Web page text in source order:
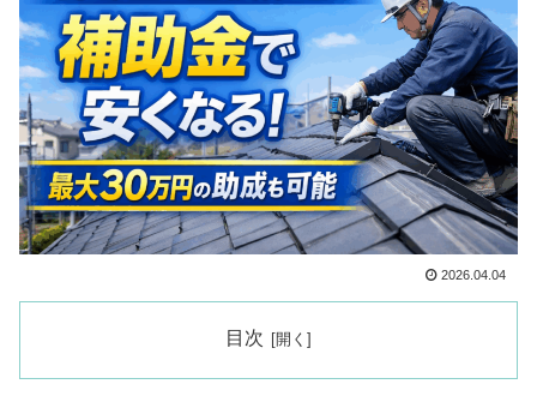
2026.04.04
目次